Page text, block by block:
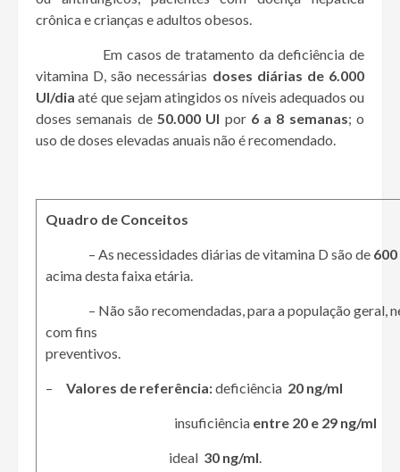
crônica e crianças e adultos obesos.
Em casos de tratamento da deficiência de
vitamina D, são necessárias doses diárias de 6.000
UI/diaaté que sejam atingidos os níveis adequados ou
doses semanais de 50.000 UI por 6 a 8 semanas; o
uso de doses elevadas anuais não é recomendado.
Quadro de Conceitos
– As necessidades diárias de vitamina D são de
acima desta faixa etária.
– Não são recomendadas, para a população geral,
com fins
preventivos.
– Valores de referência:deficiência 20 ng/ml
insuficiência entre 20 e 29 ng/ml
ideal 30 ng/ml.